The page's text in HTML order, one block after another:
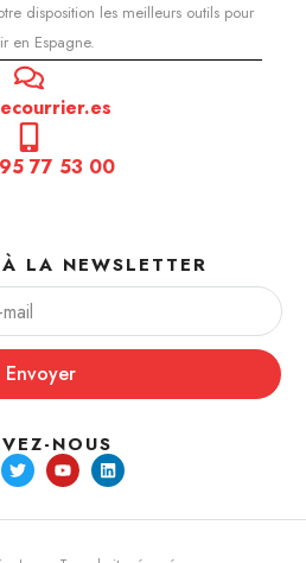
disposition les meilleurs outils pour
en Espagne.
77 53 00
LA NEWSLETTER
Envoyer
NOUS